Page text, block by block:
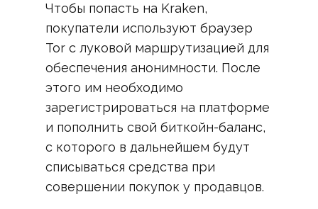
Чтобы попасть на Kraken,
покупатели используют браузер
Tor с луковой маршрутизацией для
обеспечения анонимности. После
этого им необходимо
зарегистрироваться на платформе
и пополнить свой биткойн-баланс,
с которого в дальнейшем будут
списываться средства при
совершении покупок у продавцов.